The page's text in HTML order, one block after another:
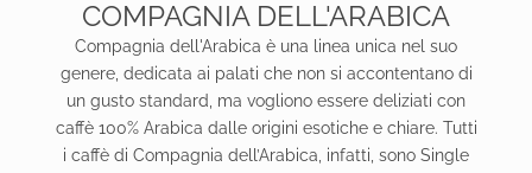
COMPAGNIA DELL'ARABICA
Compagnia dell'Arabica è una linea unica nel suo
genere, dedicata ai palati che non si accontentano di
un gusto standard, ma vogliono essere deliziati con
caffè 100% Arabica dalle origini esotiche e chiare. Tutti
i caffè di Compagnia dell’Arabica, infatti, sono Single